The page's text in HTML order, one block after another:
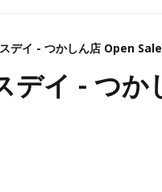
デイ - つかしん店 Open Sale
デイ - つか